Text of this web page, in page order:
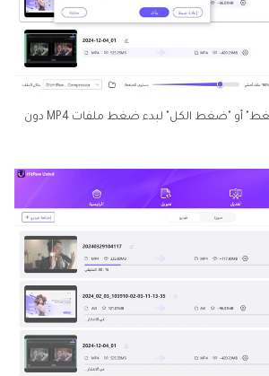
الآن، انقر فوق زر "ضغط" أو "ضغط الكل" لبدء ضغط ملفات MP4 دون